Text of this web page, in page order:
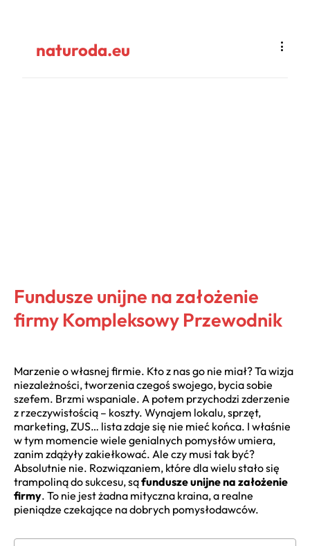
naturoda.eu
Fundusze unijne na założenie
firmy Kompleksowy Przewodnik
Marzenie o własnej firmie. Kto z nas go nie miał? Ta wizja
niezależności, tworzenia czegoś swojego, bycia sobie
szefem. Brzmi wspaniale. A potem przychodzi zderzenie
z rzeczywistością – koszty. Wynajem lokalu, sprzęt,
marketing, ZUS… lista zdaje się nie mieć końca. I właśnie
w tym momencie wiele genialnych pomysłów umiera,
zanim zdążyły zakiełkować. Ale czy musi tak być?
Absolutnie nie. Rozwiązaniem, które dla wielu stało się
trampoliną do sukcesu, sąfundusze unijne na założenie
firmy. To nie jest żadna mityczna kraina, a realne
pieniądze czekające na dobrych pomysłodawców.